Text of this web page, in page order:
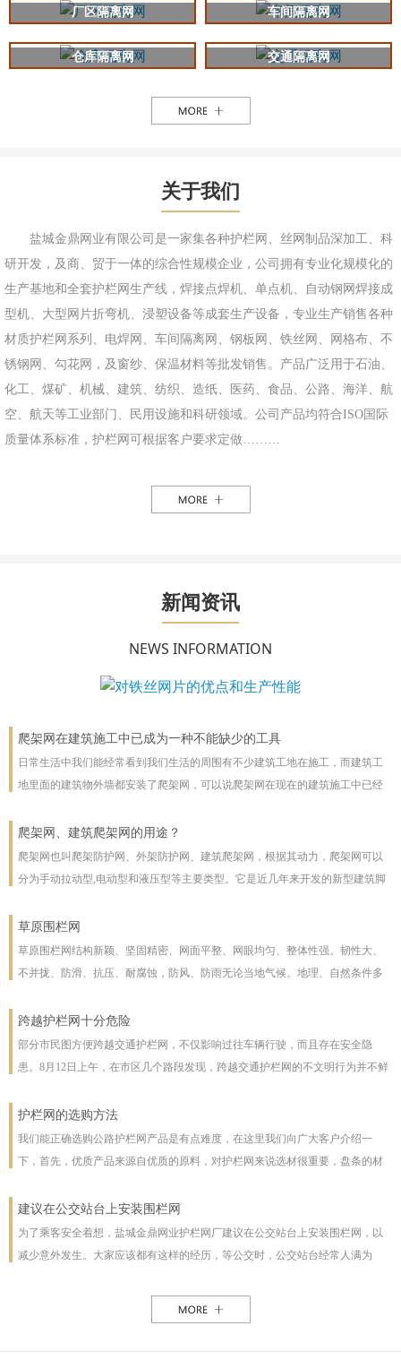
厂区隔离网 车间隔离网
仓库隔离网 交通隔离网
关于我们
盐城金鼎网业有限公司是一家集各种护栏网、丝网制品深加工、科
研开发，及商、贸于一体的综合性规模企业，公司拥有专业化规模化的
生产基地和全套护栏网生产线，焊接点焊机、单点机、自动钢网焊接成
型机、大型网片折弯机、浸塑设备等成套生产设备，专业生产销售各种
材质护栏网系列、电焊网、车间隔离网、钢板网、铁丝网、网格布、不
锈钢网、勾花网，及窗纱、保温材料等批发销售。产品广泛用于石油、
化工、煤矿、机械、建筑、纺织、造纸、医药、食品、公路、海洋、航
空、航天等工业部门、民用设施和科研领域。公司产品均符合ISO国际
质量体系标准，护栏网可根据客户要求定做………
新闻资讯
NEWS INFORMATION
爬架网在建筑施工中已成为一种不能缺少的工具
日常生活中我们能经常看到我们生活的周围有不少建筑工地在施工，而建筑工
地里面的建筑物外墙都安装了爬架网，可以说爬架网在现在的建筑施工中已经
爬架网、建筑爬架网的用途？
爬架网也叫爬架防护网、外架防护网、建筑爬架网，根据其动力，爬架网可以
分为手动拉动型,电动型和液压型等主要类型。它是近几年来开发的新型建筑脚
彻底改善了脚手架技术
草原围栏网
草原围栏网结构新颖、坚固精密、网面平整、网眼均匀、整体性强。韧性大、
不并拢、防滑、抗压、耐腐蚀，防风、防雨无论当地气候。地理、自然条件多
受压力也不至发生松动变形现象。该产品防腐蚀性能好，有极强的防腐抗氧化
等特点，具有一般钢丝网都不具备的优点。克服了电焊网焊接点易开焊脱落的
缺点，一次安装永不松动，是保护草牧场、林场、高速公路和生态环境的最佳
跨越护栏网十分危险
部分市民图方便跨越交通护栏网，不仅影响过往车辆行驶，而且存在安全隐
患。8月12日上午，在市区几个路段发现，跨越交通护栏网的不文明行为并不鲜
护栏网，东西过往的车辆从其身旁疾驰而过;10时30分，两女一男由南向北跨越
交通护栏网;10时32分，两名女子在七一路北侧躲过3辆由东向西行驶的车辆，向
南跨越交通护栏网，护栏网南侧由西向东行驶的车辆急速行驶，两人在等待约1
一名志愿者称，据她观察，从7时30分至10时30分，约有30人在该路段跨越交通
护栏网的选购方法
我们能正确选购公路护栏网产品是有点难度，在这里我们向广大客户介绍一
下，首先，优质产品来源自优质的原料，对护栏网来说选材很重要，盘条的材
以下，我们为客户做了如下分析：1、护栏网网片质量，网片是由不同规格的盘
条（铁丝）焊接而成的，盘条的直径与强度直接影响到网片的质量，在选丝方
面应选择是由正规厂家生产的优质盘条拉出来的成品铁丝；其次是网片的焊接
能力，通常好的网片是每一个焊接或编制点都能够很好的连接。正规护栏网生
产厂，都是采用全自动焊接机来生产的，而一起小厂则采用手工焊接，通常质
建议在公交站台上安装围栏网
为了乘客安全着想，盐城金鼎网业护栏网厂建议在公交站台上安装围栏网，以
减少意外发生。大家应该都有这样的经历，等公交时，公交站台经常人满为
路线图朝的是非机动车道，便于观看，乘客不得不走下站台，而且上车下车都
是人挤人，这些情况均增加了乘客的危险性，如果在站台旁安装了围栏网，那